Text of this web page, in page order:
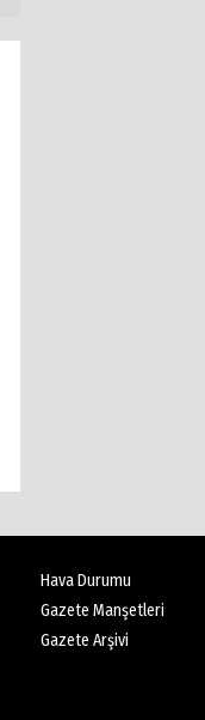
Hava Durumu
Gazete Manşetleri
Gazete Arşivi